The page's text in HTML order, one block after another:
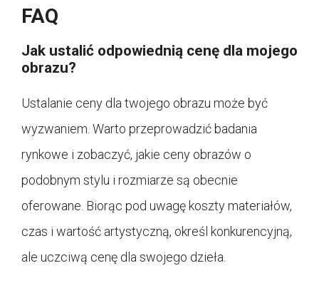
FAQ
Jak ustalić odpowiednią cenę dla mojego
obrazu?
Ustalanie ceny dla twojego obrazu może być
wyzwaniem. Warto przeprowadzić badania
rynkowe i zobaczyć, jakie ceny obrazów o
podobnym stylu i rozmiarze są obecnie
oferowane. Biorąc pod uwagę koszty materiałów,
czas i wartość artystyczną, określ konkurencyjną,
ale uczciwą cenę dla swojego dzieła.